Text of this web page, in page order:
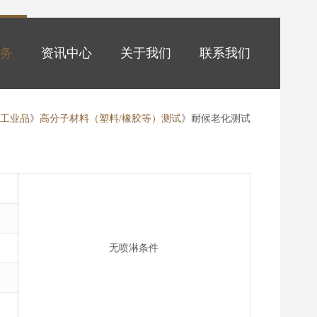
资讯中心 关于我们 联系我们
工业品》 高分子材料（塑料/橡胶等）测试》耐候老化测试
无喷淋条件